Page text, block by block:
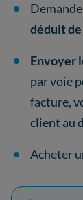
déduit
Envoyer
par voie
facture,
client au
Acheter